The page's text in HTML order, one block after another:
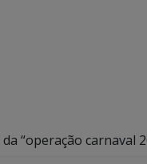
“operação carnaval